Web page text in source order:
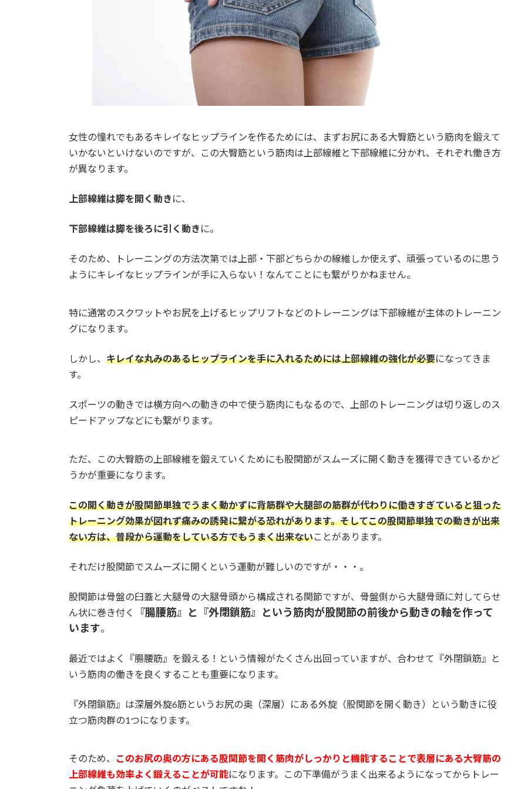
女性の憧れでもあるキレイなヒップラインを作るためには、まずお尻にある大臀筋という筋肉を鍛えて
いかないといけないのですが、この大臀筋という筋肉は上部線維と下部線維に分かれ、それぞれ働き方
が異なります。
上部線維は脚を開く動き に、
下部線維は脚を後ろに引く動き に。
そのため、トレーニングの方法次第では上部・下部どちらかの線維しか使えず、頑張っているのに思う
ようにキレイなヒップラインが手に入らない！なんてことにも繋がりかねません。
特に通常のスクワットやお尻を上げるヒップリフトなどのトレーニングは下部線維が主体のトレーニン
グになります。
しかし、 キレイな丸みのあるヒップラインを手に入れるためには上部線維の強化が必要になってきま
す。
スポーツの動きでは横方向への動きの中で使う筋肉にもなるので、上部のトレーニングは切り返しのス
ピードアップなどにも繋がります。
ただ、この大臀筋の上部線維を鍛えていくためにも股関節がスムーズに開く動きを獲得できているかど
うかが重要になります。
この開く動きが股関節単独でうまく動かずに背筋群や大腿部の筋群が代わりに働きすぎていると狙った
トレーニング効果が図れず痛みの誘発に繋がる恐れがあります。そしてこの股関節単独での動きが出来
ない方は、普段から運動をしている方でもうまく出来ないことがあります。
それだけ股関節でスムーズに開くという運動が難しいのですが・・・。
股関節は骨盤の臼蓋と大腿骨の大腿骨頭から構成される関節ですが、骨盤側から大腿骨頭に対してらせ
ん状に巻き付く
『腸腰筋』と『外閉鎖筋』という筋肉が股関節の前後から動きの軸を作って
います。
最近ではよく『腸腰筋』を鍛える！という情報がたくさん出回っていますが、合わせて『外閉鎖筋』と
いう筋肉の働きを良くすることも重要になります。
『外閉鎖筋』は深層外旋6筋というお尻の奥（深層）にある外旋（股関節を開く動き）という動きに役
立つ筋肉群の1つになります。
そのため、
このお尻の奥の方にある股関節を開く筋肉がしっかりと機能することで表層にある大臀筋の
上部線維も効率よく鍛えることが可能になります。この下準備がうまく出来るようになってからトレー